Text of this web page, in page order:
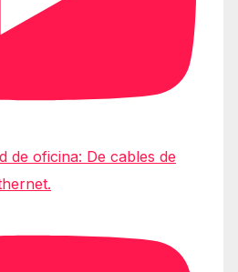
de oficina: De cables de